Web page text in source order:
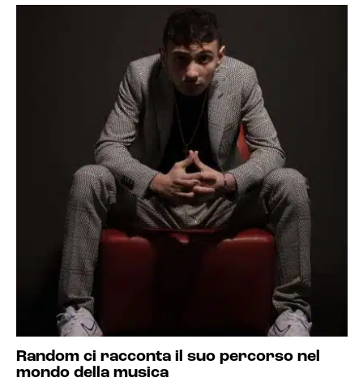
Random ci racconta il suo percorso nel
mondo della musica